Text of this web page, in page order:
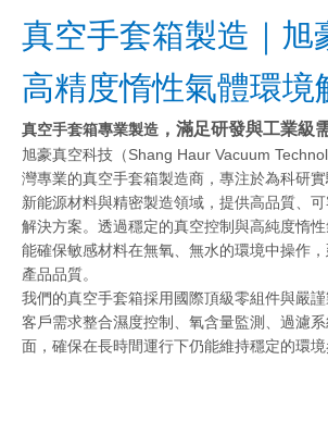
真空手套箱製造｜
高精度惰性氣體環境
真空手套箱專業製造 ，滿足研發與工業級
旭豪真空科技（Shang Haur Vacuum
灣專業的真空手套箱製造商，專注於為科研實
新能源材料與精密製造領域，提供高品質、
解決方案。透過穩定的真空控制與高純度惰
能確保敏感材料在無氧、無水的環境中操作
產品品質。
我們的真空手套箱採用國際頂級零組件與嚴
客戶需求整合濕度控制、氧含量監測、過濾
面，確保在長時間運行下仍能維持穩定的環境